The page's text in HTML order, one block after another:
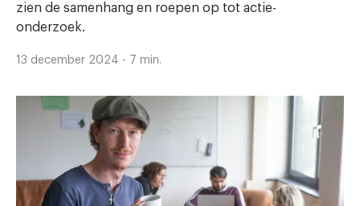
zien de samenhang en roepen op tot actie-
onderzoek.
13 december 2024 - 7 min.